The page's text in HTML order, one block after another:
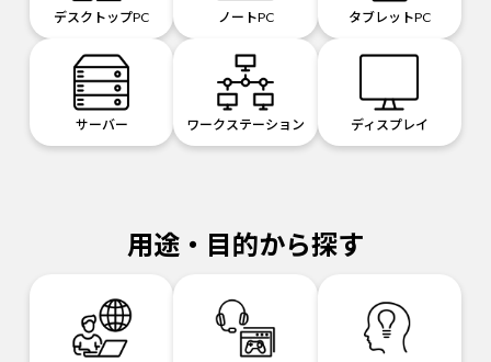
デスクトップPC ノートPC タブレットPC
サーバー ワークステーション ディスプレイ
用途・目的から探す